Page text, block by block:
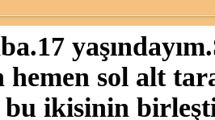
sol alt
bu ikisinin